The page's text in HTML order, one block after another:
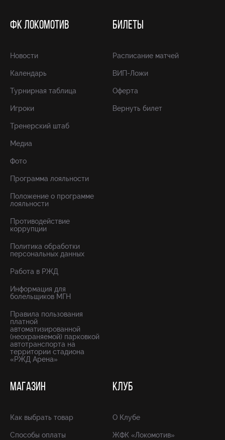
ФК ЛОКОМОТИВ
Новости
Календарь
Турнирная таблица
Игроки
Тренерский штаб
Медиа
Фото
Программа лояльности
Положение о программе
лояльности
Противодействие
коррупции
Политика обработки
персональных данных
Работа в РЖД
Информация для
болельщиков МГН
Правила пользования
платной
автоматизированной
(неохраняемой) парковкой
автотранспорта на
территории стадиона
«РЖД Арена»
БИЛЕТЫ
Расписание матчей
ВИП-Ложи
Оферта
Вернуть билет
МАГАЗИН
Как выбрать товар
Способы оплаты
КЛУБ
О Клубе
ЖФК «Локомотив»